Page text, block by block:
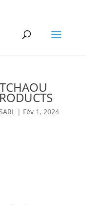
| Fév 1, 2024